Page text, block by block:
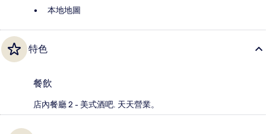
本地地圖
特色
餐飲
店內餐廳 2 - 美式酒吧. 天天營業。